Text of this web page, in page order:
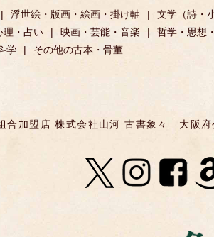
浮世絵・版画・絵画・掛け軸 文学（詩・
理・占い 映画・芸能・音楽 哲学・思想
学 その他の古本・骨董
合加盟店 株式会社山河 古書象々 大阪